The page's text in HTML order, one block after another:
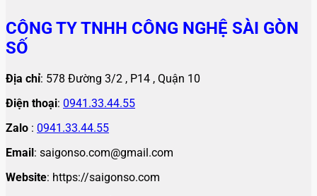
CÔNG TY TNHH CÔNG NGHỆ SÀI GÒN
SỐ
Địa chỉ: 578 Đường 3/2 , P14 , Quận 10
Điện thoại: 0941.33.44.55
Zalo : 0941.33.44.55
Email: saigonso.com@gmail.com
Website: https://saigonso.com